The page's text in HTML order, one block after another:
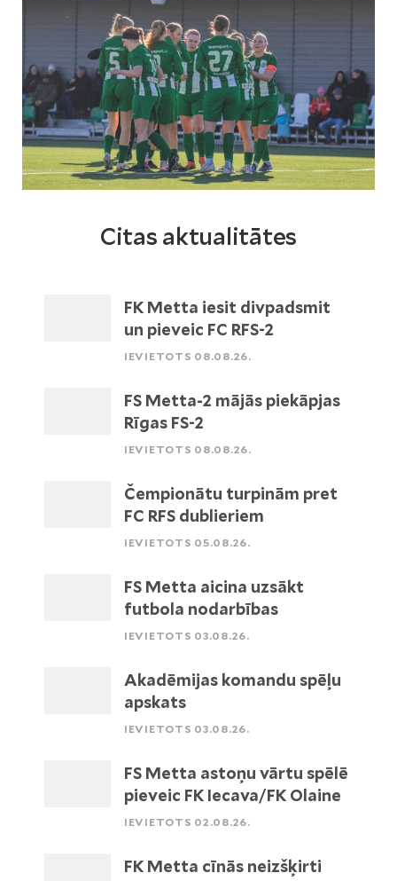
Citas aktualitātes
FK Metta iesit divpadsmit
un pieveic FC RFS-2
IEVIETOTS 08.08.26.
FS Metta-2 mājās piekāpjas
Rīgas FS-2
IEVIETOTS 08.08.26.
Čempionātu turpinām pret
FC RFS dublieriem
IEVIETOTS 05.08.26.
FS Metta aicina uzsākt
futbola nodarbības
IEVIETOTS 03.08.26.
Akadēmijas komandu spēļu
apskats
IEVIETOTS 03.08.26.
FS Metta astoņu vārtu spēlē
pieveic FK Iecava/FK Olaine
IEVIETOTS 02.08.26.
FK Metta cīnās neizšķirti